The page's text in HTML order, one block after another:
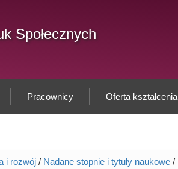
Społecznych
Pracownicy Oferta kształcenia
i rozwój/ Nadane stopnie i tytuły naukowe/